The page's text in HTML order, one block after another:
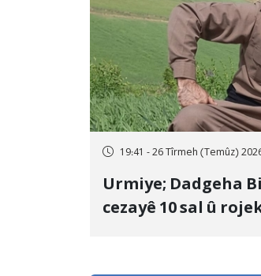
19:41 - 26 Tîrmeh (Temûz)
Urmiye; Dadgeha
cezayê 10 sal û